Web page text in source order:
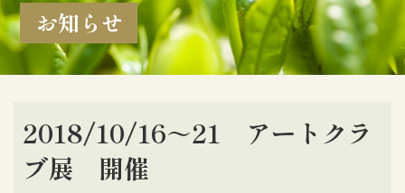
お知らせ
2018/10/16～21 アートクラ
ブ展 開催